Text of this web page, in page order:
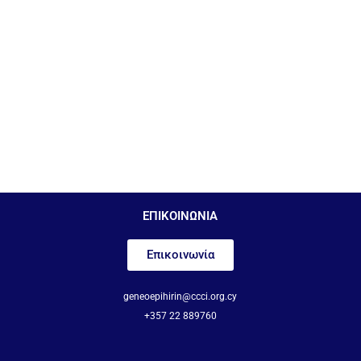
ΕΠΙΚΟΙΝΩΝΙΑ
Επικοινωνία
geneoepihirin@ccci.org.cy
+357 22 889760